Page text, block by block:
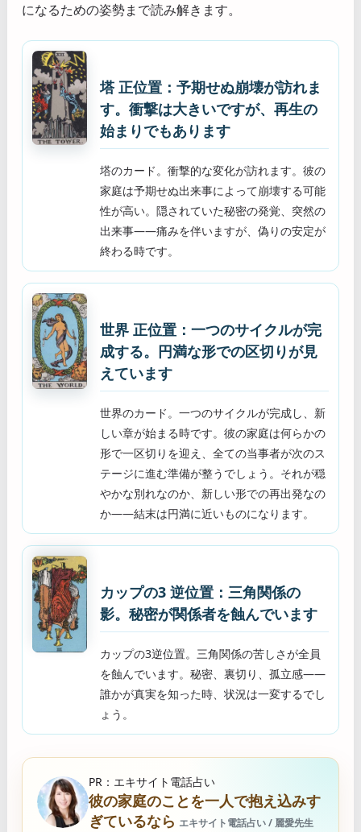
になるための姿勢まで読み解きます。
塔 正位置：予期せぬ崩壊が訪れま
す。衝撃は大きいですが、再生の
始まりでもあります
塔のカード。衝撃的な変化が訪れます。彼の
家庭は予期せぬ出来事によって崩壊する可能
性が高い。隠されていた秘密の発覚、突然の
出来事——痛みを伴いますが、偽りの安定が
終わる時です。
世界 正位置：一つのサイクルが完
成する。円満な形での区切りが見
えています
世界のカード。一つのサイクルが完成し、新
しい章が始まる時です。彼の家庭は何らかの
形で一区切りを迎え、全ての当事者が次のス
テージに進む準備が整うでしょう。それが穏
やかな別れなのか、新しい形での再出発なの
か——結末は円満に近いものになります。
カップの3 逆位置：三角関係の
影。秘密が関係者を蝕んでいます
カップの3逆位置。三角関係の苦しさが全員
を蝕んでいます。秘密、裏切り、孤立感——
誰かが真実を知った時、状況は一変するでし
ょう。
PR：エキサイト電話占い
彼の家庭のことを一人で抱え込みす
ぎているなら エキサイト電話占い / 麗愛先生